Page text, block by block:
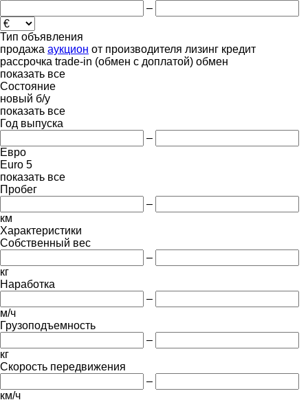
–
Тип объявления
продажа аукцион от производителя лизинг кредит
рассрочка trade-in (обмен с доплатой) обмен
показать все
Состояние
новый б/у
показать все
Год выпуска
–
Евро
Euro 5
показать все
Пробег
–
км
Характеристики
Собственный вес
–
кг
Наработка
–
м/ч
Грузоподъемность
–
кг
Скорость передвижения
–
км/ч